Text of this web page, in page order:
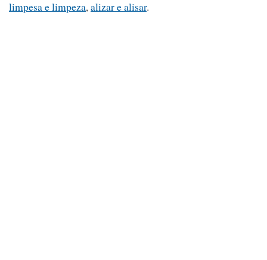
limpesa e limpeza, alizar e alisar.